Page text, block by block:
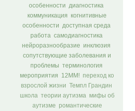
особенности диагностика
коммуникация когнитивные
особенности доступная среда
работа самодиагностика
нейроразнообразие инклюзия
сопутствующие заболевания и
проблемы терминология
мероприятия 12ММ! переход ко
взрослой жизни
Темпл Грандин
школа теории аутизма
мифы об
аутизме
романтические